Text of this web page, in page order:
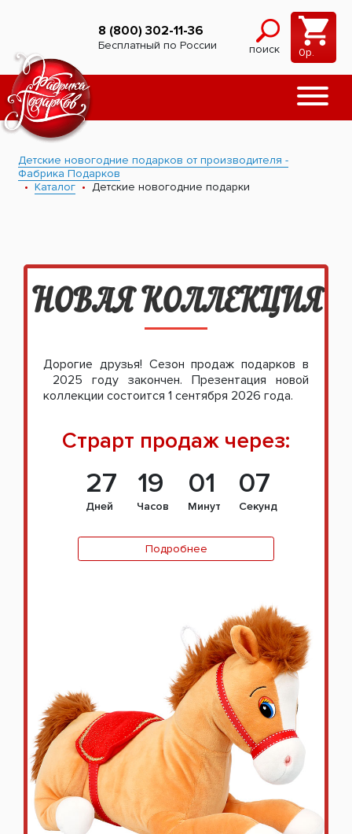
8 (800) 302-11-36
Бесплатный по России поиск 0р.
Детские новогодние подарков от производителя -
Фабрика Подарков
Каталог
Детские новогодние подарки
НОВАЯ КОЛЛЕКЦИЯ
Дорогие друзья! Сезон продаж подарков в
2025 году закончен. Презентация новой
коллекции состоится 1 сентября 2026 года.
Страрт продаж через:
27
Дней
19
Часов
01
Минут
06
Секунд
Подробнее